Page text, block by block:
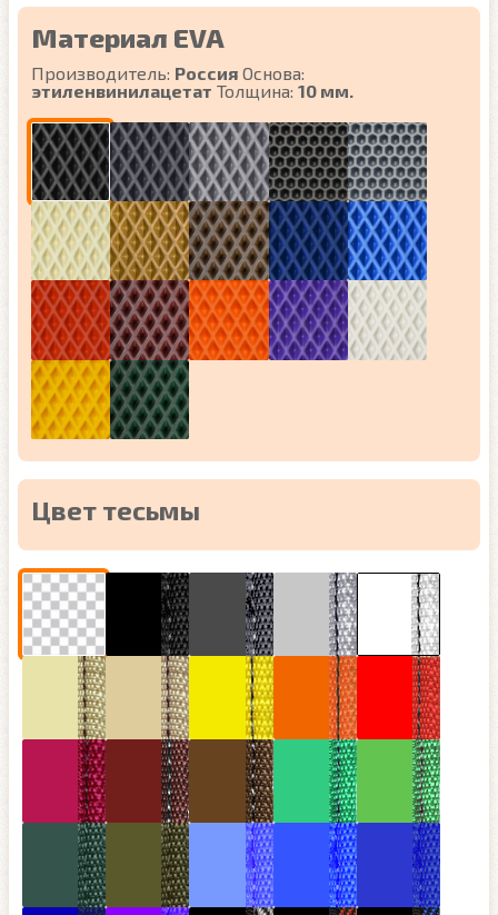
Материал EVA
Производитель: Россия Основа:
этиленвинилацетат Толщина: 10 мм.
Цвет тесьмы